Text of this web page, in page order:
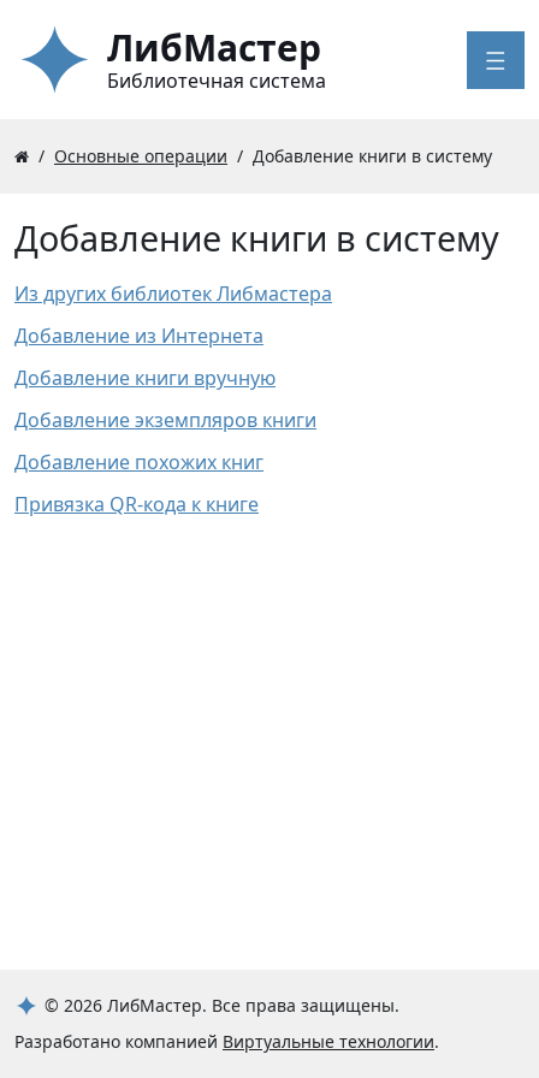
Добавление книги в систему
Из других библиотек Либмастера
Добавление из Интернета
Добавление книги вручную
Добавление экземпляров книги
Добавление похожих книг
Привязка QR-кода к книге
ЛибМастер
Библиотечная система
Основные операции Добавление книги в систему
© 2026 ЛибМастер. Все права защищены.
Разработано компанией Виртуальные технологии.